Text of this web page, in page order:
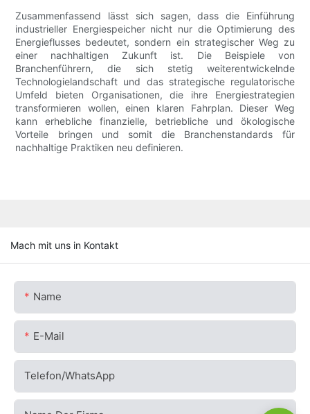
Zusammenfassend lässt sich sagen, dass die Einführung
industrieller Energiespeicher nicht nur die Optimierung des
Energieflusses bedeutet, sondern ein strategischer Weg zu
einer nachhaltigen Zukunft ist. Die Beispiele von
Branchenführern, die sich stetig weiterentwickelnde
Technologielandschaft und das strategische regulatorische
Umfeld bieten Organisationen, die ihre Energiestrategien
transformieren wollen, einen klaren Fahrplan. Dieser Weg
kann erhebliche finanzielle, betriebliche und ökologische
Vorteile bringen und somit die Branchenstandards für
nachhaltige Praktiken neu definieren.
Mach mit uns in Kontakt
Name
E-Mail
Telefon/WhatsApp